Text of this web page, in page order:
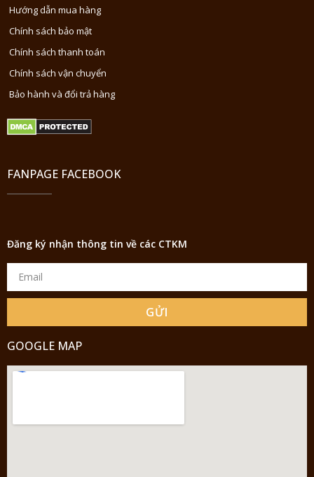
Hướng dẫn mua hàng
Chính sách bảo mật
Chính sách thanh toán
Chính sách vận chuyển
Bảo hành và đổi trả hàng
FANPAGE FACEBOOK
Đăng ký nhận thông tin về các CTKM
GỬI
GOOGLE MAP